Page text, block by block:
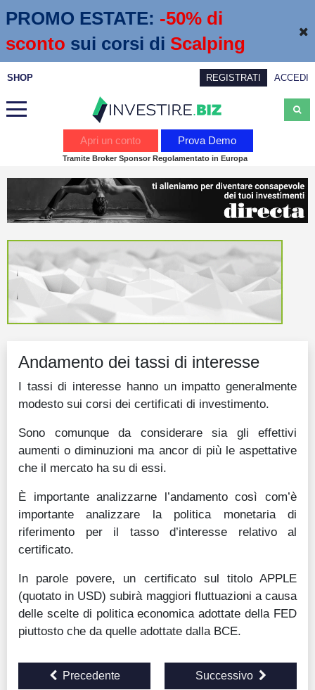
PROMO ESTATE: -50% di
sconto sui corsi di Scalping
SHOP REGISTRATI ACCEDI
Calendario economico
Webinar
Servizi
Trading
Education
Quotazioni
Conto IG
Stagionalità
Apri un conto Prova Demo
Tramite Broker Sponsor Regolamentato in Europa
Andamento dei tassi di interesse
I tassi di interesse hanno un impatto generalmente
modesto sui corsi dei certificati di investimento.
Sono comunque da considerare sia gli effettivi
aumenti o diminuzioni ma ancor di più le aspettative
che il mercato ha su di essi.
È importante analizzarne l’andamento così com’è
importante analizzare la politica monetaria di
riferimento per il tasso d’interesse relativo al
certificato.
In parole povere, un certificato sul titolo APPLE
(quotato in USD) subirà maggiori fluttuazioni a causa
delle scelte di politica economica adottate della FED
piuttosto che da quelle adottate dalla BCE.
Precedente Successivo